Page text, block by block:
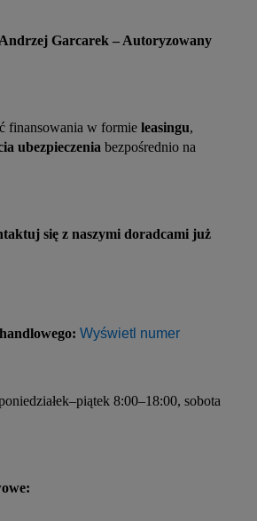
Garcarek – Autoryzowany
finansowania w formie leasingu
ubezpieczenia bezpośrednio na
się z naszymi doradcami już
Wyświetl numer
8:00–18:00, sobota